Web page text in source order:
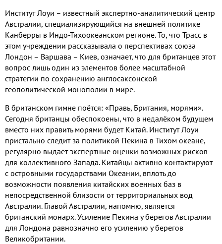
Институт Лоуи – известный экспертно-аналитический центр
Австралии, специализирующийся на внешней политике
Канберры в Индо-Тихоокеанском регионе. То, что Трасс в
этом учреждении рассказывала о перспективах союза
Лондон – Варшава – Киев, означает, что для британцев этот
вопрос лишь один из элементов более масштабной
стратегии по сохранению англосаксонской
геополитической монополии в мире.
В британском гимне поётся: «Правь, Британия, морями».
Сегодня британцы обеспокоены, что в недалёком будущем
вместо них править морями будет Китай. Институт Лоуи
пристально следит за политикой Пекина в Тихом океане,
регулярно выдаёт экспертные оценки возможных рисков
для коллективного Запада. Китайцы активно контактируют
с островными государствами Океании, вплоть до
возможности появления китайских военных баз в
непосредственной близости от территориальных вод
Австралии. Главой Австралии, напомню, является
британский монарх. Усиление Пекина у берегов Австралии
для Лондона равнозначно его усилению у берегов
Великобритании.